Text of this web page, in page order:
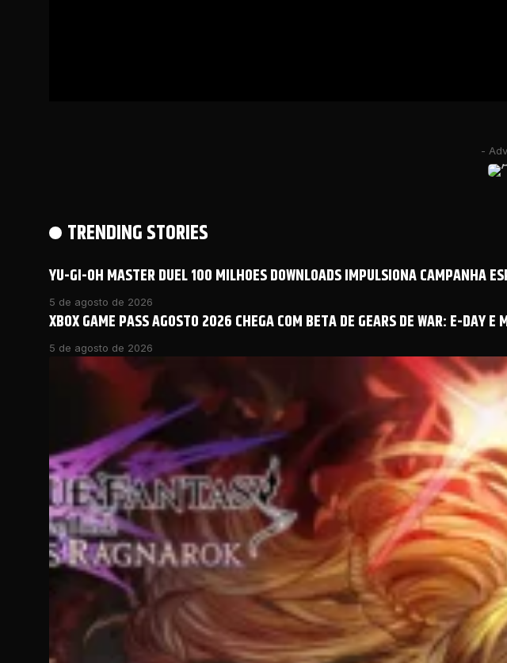
-
TRENDING STORIES
YU-GI-OH MASTER DUEL 100 MILHOES DOWNLOADS IMPULSIONA CAMPANHA
5 de agosto de 2026
XBOX GAME PASS AGOSTO 2026 CHEGA COM BETA DE GEARS DE WAR: E-DAY E
5 de agosto de 2026